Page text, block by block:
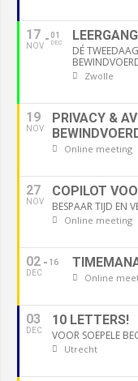
17
NOV
01
DEC
DÉ
Zwolle
19
NOV
PRIVACY &
Online meeting
27
NOV
COPILOT
BESPAAR TIJD EN
Online meeting
02
DEC
16
Online
03
DEC
10 LETTERS!
VOOR SOEPELE
Utrecht